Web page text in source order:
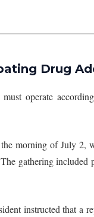
Drug
operate
morning of July 2,
gathering included
instructed that a